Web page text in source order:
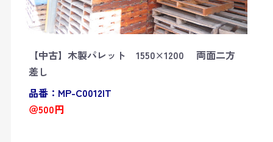
【中古】木製パレット 1550×1200 両面二方
差し
品番：MP-C0012IT
＠500円